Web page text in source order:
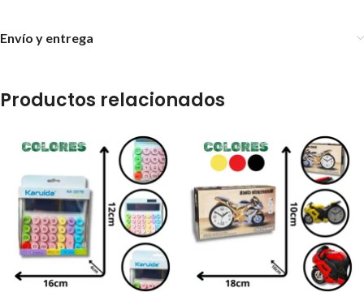
Envío y entrega
Productos relacionados